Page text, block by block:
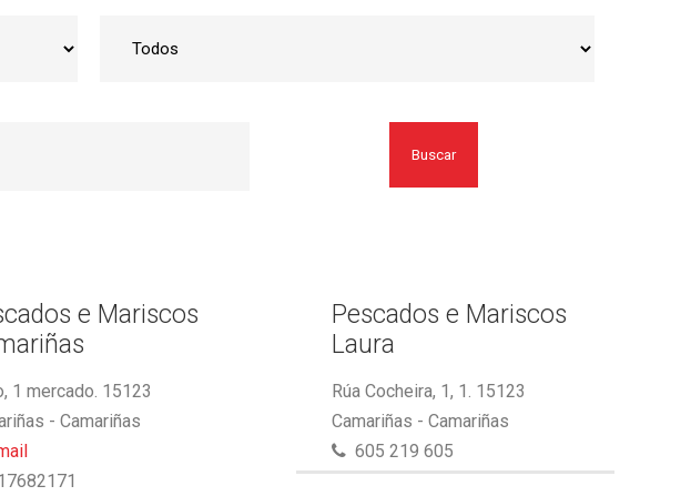
Buscar
e Mariscos
1 mercado. 15123
- Camariñas
Pescados e Mariscos
Laura
Rúa Cocheira, 1, 1. 15123
Camariñas - Camariñas
605 219 605